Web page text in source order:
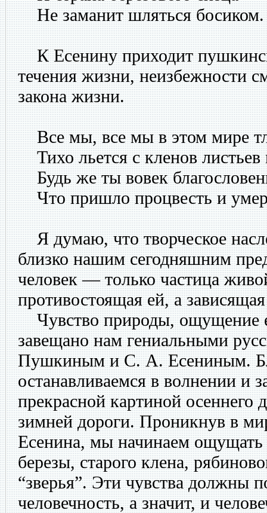
Не заманит шляться босиком.
К Есенину приходит
течения жизни, неизбежности
закона жизни.
Все мы, все мы в этом мире
Тихо льется с кленов листьев
Будь же ты вовек
Что пришло процвесть и
Я думаю, что творческое
близко нашим сегодняшним
человек — только частица
противостоящая ей, а
Чувство природы, ощущение
завещано нам гениальными
Пушкиным и С. А. Есениным.
останавливаемся в волнении и
прекрасной картиной осеннего
зимней дороги. Проникнув в
Есенина, мы начинаем ощущать
березы, старого клена,
“зверья”. Эти чувства должны
человечность, а значит, и